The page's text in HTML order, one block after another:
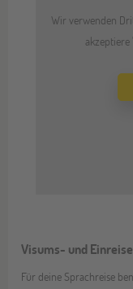
Wir verwenden
akzeptiere
Visums- und
Für deine Sprachreise